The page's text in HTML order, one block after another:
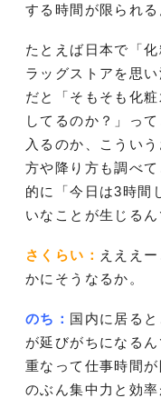
する時間が限られる
たとえば日本で「
ラッグストアを思
だと「そもそも化
してるのか？」っ
入るのか、こうい
方や降り方も調べ
的に「今日は3時間
いなことが生じるん
さくらい： えええ
かにそうなるか。
のち： 国内に居る
が延びがちになる
重なって仕事時間
のぶん集中力と効率